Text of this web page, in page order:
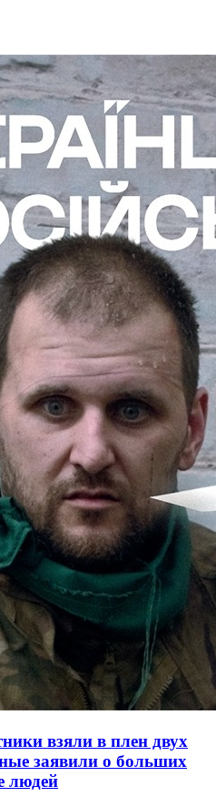
взяли в плен двух
заявили о больших
людей